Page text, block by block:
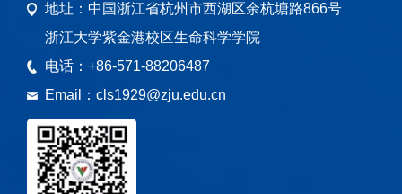
地址： 中国浙江省杭州市西湖区余杭塘路866号
浙江大学紫金港校区生命科学学院
电话： +86-571-88206487
Email： cls1929@zju.edu.cn